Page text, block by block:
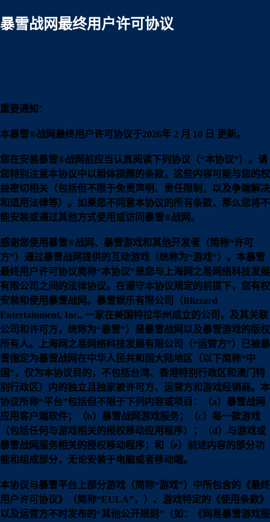
暴雪战网最终用户许可协议
重要通知 ：
本暴雪®战网最终用户许可协议于2026年 2 月 10 日 更新。
您在安装暴雪®战网前应当认真阅读下列协议（“本协议”）。请
您特别注意本协议中以粗体提醒的条款，这些内容可能与您的权
益密切相关（包括但不限于免责声明、责任限制，以及争端解决
和适用法律等）。如果您不同意本协议的所有条款，那么您将不
能安装或通过其他方式使用或访问暴雪®战网。
感谢您使用暴雪®战网、暴雪游戏和其他开发者（简称“许可
方”）通过暴雪战网提供的互动游戏（统称为“游戏”）。本暴雪
最终用户许可协议简称“本协议”是您与上海网之易网络科技发展
有限公司之间的法律协议。在遵守本协议规定的前提下，您有权
安装和使用暴雪战网。暴雪娱乐有限公司（Blizzard
Entertainment, Inc., 一家在美国特拉华州成立的公司，及其关联
公司和许可方，统称为“暴雪”）是暴雪战网以及暴雪游戏的版权
所有人。上海网之易网络科技发展有限公司（“运营方”）已被暴
雪指定为暴雪战网在中华人民共和国大陆地区（以下简称“中
国”，仅为本协议目的，不包括台湾、香港特别行政区和澳门特
别行政区）内的独立且独家被许可方、运营方和游戏经销商。本
协议所称“平台”包括但不限于下列内容或项目：（a）暴雪战网
应用客户端软件；（b）暴雪战网游戏服务；（c）每一款游戏
（包括任何与游戏相关的授权移动应用程序）；（d）与游戏或
暴雪战网服务相关的授权移动程序；和（e）前述内容的部分功
能和组成部分，无论安装于电脑或者移动端。
本协议与暴雪平台上部分游戏（简称“游戏”）中所包含的《最终
用户许可协议》（简称“EULA”，）、游戏特定的《使用条款》
以及运营方不时发布的“其他公开规则”（如：《网易暴雪游戏服